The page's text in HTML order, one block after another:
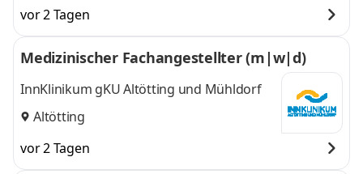
vor 2 Tagen
Medizinischer Fachangestellter (m|w|d)
InnKlinikum gKU Altötting und Mühldorf
Altötting
vor 2 Tagen